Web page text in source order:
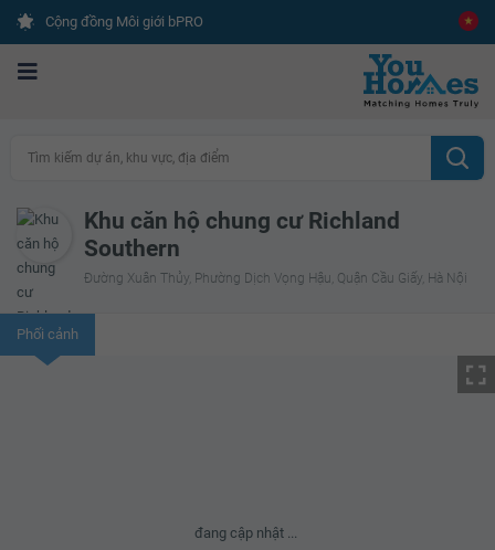
Cộng đồng Môi giới bPRO
Tìm kiếm dự án, khu vực, địa điểm
Khu căn hộ chung cư Richland
Southern
Đường Xuân Thủy, Phường Dịch Vọng Hậu, Quận Cầu Giấy, Hà Nội
Phối cảnh
đang cập nhật ...